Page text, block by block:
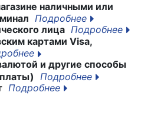
наличными или
Подробнее
лица Подробнее
картами Visa,
и другие способы
Подробнее
Подробнее